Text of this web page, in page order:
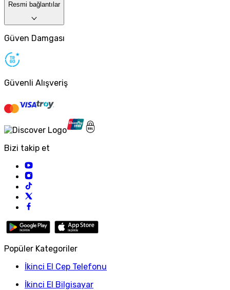
Resmi bağlantılar
Güven Damgası
Güvenli Alışveriş
Bizi takip et
Popüler Kategoriler
İkinci El Cep Telefonu
İkinci El Bilgisayar